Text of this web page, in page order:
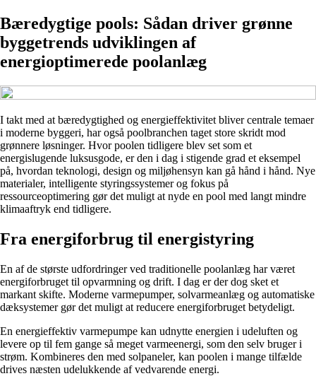
Bæredygtige pools: Sådan driver grønne
byggetrends udviklingen af
energioptimerede poolanlæg
I takt med at bæredygtighed og energieffektivitet bliver centrale temaer
i moderne byggeri, har også poolbranchen taget store skridt mod
grønnere løsninger. Hvor poolen tidligere blev set som et
energislugende luksusgode, er den i dag i stigende grad et eksempel
på, hvordan teknologi, design og miljøhensyn kan gå hånd i hånd. Nye
materialer, intelligente styringssystemer og fokus på
ressourceoptimering gør det muligt at nyde en pool med langt mindre
klimaaftryk end tidligere.
Fra energiforbrug til energistyring
En af de største udfordringer ved traditionelle poolanlæg har været
energiforbruget til opvarmning og drift. I dag er der dog sket et
markant skifte. Moderne varmepumper, solvarmeanlæg og automatiske
dæksystemer gør det muligt at reducere energiforbruget betydeligt.
En energieffektiv varmepumpe kan udnytte energien i udeluften og
levere op til fem gange så meget varmeenergi, som den selv bruger i
strøm. Kombineres den med solpaneler, kan poolen i mange tilfælde
drives næsten udelukkende af vedvarende energi.